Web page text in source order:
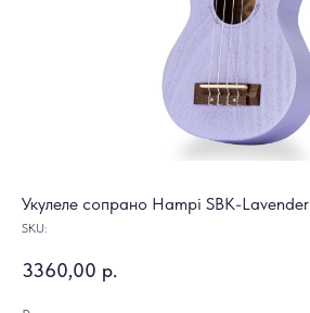
Укулеле сопрано Hampi SBK-Lavender
SKU:
3360,00 р.